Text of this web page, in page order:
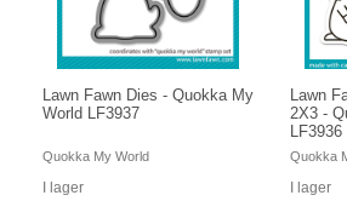
Lawn Fawn Dies - Quokka My
World LF3937
Quokka My World
I lager
Lawn
2X3 -
LF3936
Quokka
I lager